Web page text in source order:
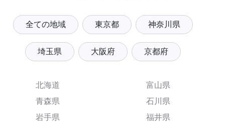
全ての地域 東京都 神奈川県
埼玉県 大阪府 京都府
北海道
青森県
岩手県
富山県
石川県
福井県